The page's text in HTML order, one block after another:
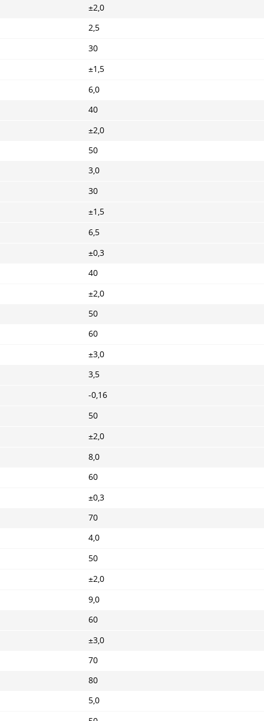
±2,0
2,5
30
±1,5
6,0
40
±2,0
50
3,0
30
±1,5
6,5
±0,3
40
±2,0
50
60
±3,0
3,5
-0,16
50
±2,0
8,0
60
±0,3
70
4,0
50
±2,0
9,0
60
±3,0
70
80
5,0